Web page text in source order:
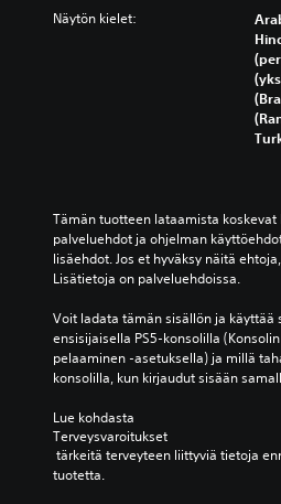
Näytön kielet:
Tämän tuotteen lataamista koskevat
palveluehdot ja ohjelman
lisäehdot. Jos et hyväksy näitä
Lisätietoja on palveluehdoissa.
Voit ladata tämän sisällön ja käyttää
ensisijaisella PS5-konsolilla
pelaaminen -asetuksella) ja millä
konsolilla, kun kirjaudut sisään
Lue kohdasta
Terveysvaroitukset
tuotetta.